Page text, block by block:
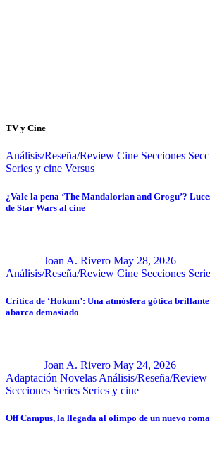
TV y Cine
Análisis/Reseña/Review Cine Secciones
Series y cine Versus
¿Vale la pena ‘The Mandalorian and Grogu’?
de Star Wars al cine
Joan A. Rivero May 28, 2026
Análisis/Reseña/Review Cine Secciones
Crítica de ‘Hokum’: Una atmósfera gótica
abarca demasiado
Joan A. Rivero May 24, 2026
Adaptación Novelas Análisis/Reseña/Review
Secciones Series Series y cine
Off Campus, la llegada al olimpo de un nuevo